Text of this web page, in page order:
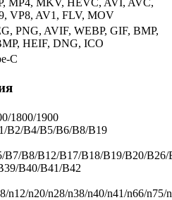
VP8, AV1, FLV, MOV
PNG, AVIF, WEBP, GIF, BMP,
HEIF, DNG, ICO
C
1800/1900
B2/B4/B5/B6/B8/B19
B7/B8/B12/B17/B18/B19/B20/B26/
B40/B41/B42
n12/n20/n28/n38/n40/n41/n66/n75/